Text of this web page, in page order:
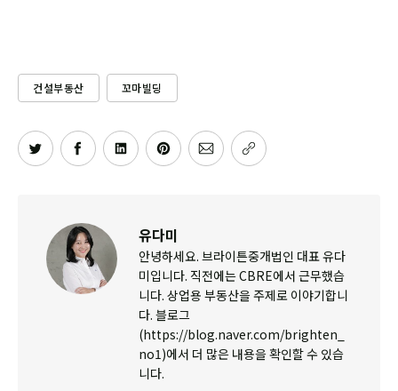
건설부동산 꼬마빌딩
유다미
안녕하세요. 브라이튼중개법인 대표 유다
미입니다. 직전에는 CBRE에서 근무했습
니다. 상업용 부동산을 주제로 이야기합니
다. 블로그
(https://blog.naver.com/brighten_
no1)에서 더 많은 내용을 확인할 수 있습
니다.